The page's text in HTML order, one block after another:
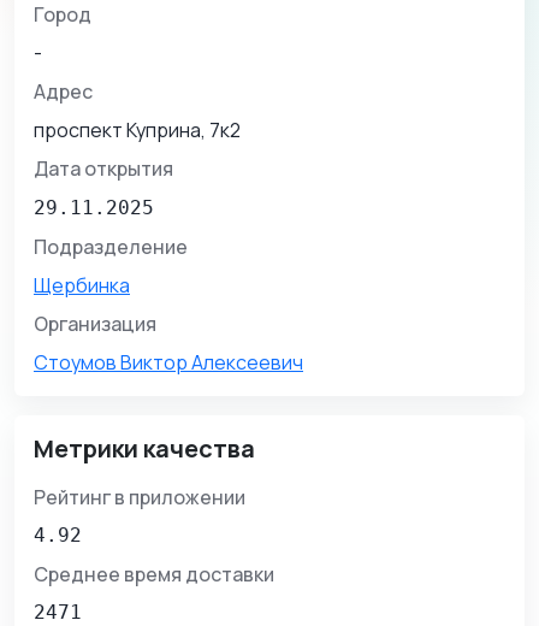
Город
-
Адрес
проспект Куприна, 7к2
Дата открытия
29.11.2025
Подразделение
Щербинка
Организация
Стоумов Виктор Алексеевич
Метрики качества
Рейтинг в приложении
4.92
Среднее время доставки
2471